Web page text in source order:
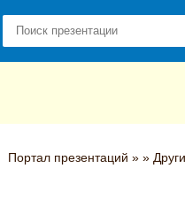
Портал презентаций » »